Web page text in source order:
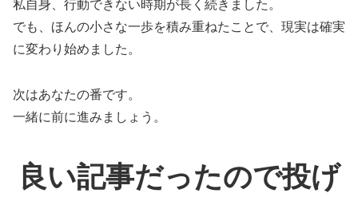
私自身、行動できない時期が長く続きました。
でも、ほんの小さな一歩を積み重ねたことで、現実は確実
に変わり始めました。
次はあなたの番です。
一緒に前に進みましょう。
良い記事だったので投げ